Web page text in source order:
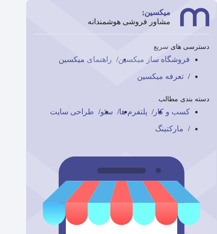
میکسین;
مشاور فروشی هوشمندانه
دسترسی های سریع
فروشگاه ساز میکسین راهنمای میکسین
تعرفه میکسین
دسته بندی مطالب
کسب و کار پلتفرم ها سئو طراحی سایت
مارکتینگ